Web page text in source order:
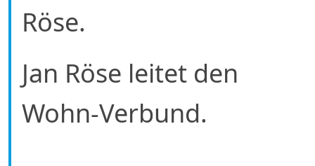
Röse.
Jan Röse leitet den
Wohn-Verbund.